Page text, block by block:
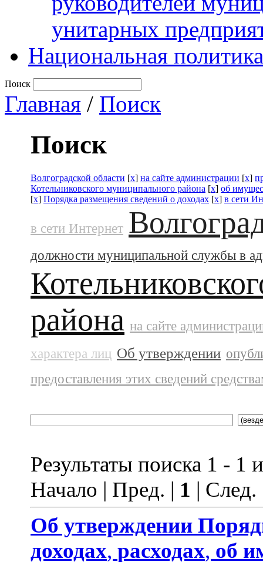
унитарных
Национальная политика
Поиск
Главная / Поиск
Поиск
Волгоградской области [x] на сайте администрации [x]
Котельниковского муниципального района [x] об
[x] Порядка размещения сведений о доходах [x] в сети
в сети Интернет
должности муниципальной службы в
района на сайте
характера лиц Об утверждении
предоставления этих сведений
Результаты поиска 1 - 1
Начало | Пред. | 1 |
Об утверждении
доходах, расходах, об